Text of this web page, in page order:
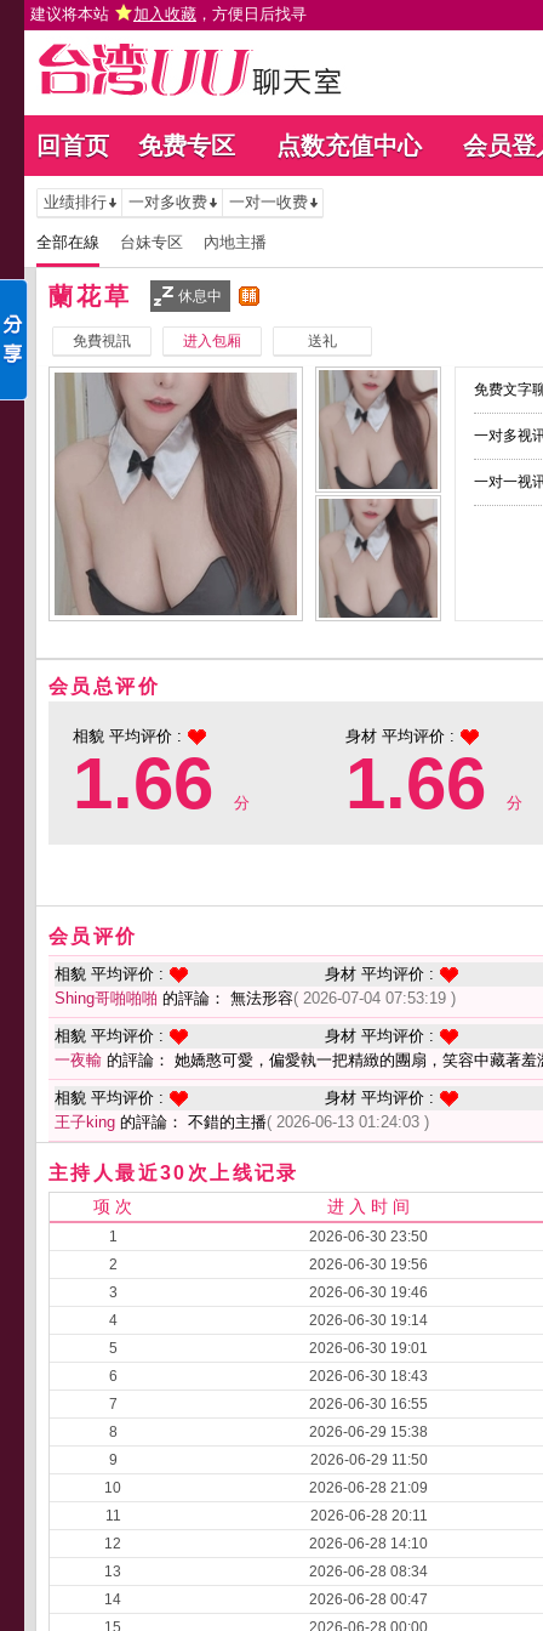
建议将本站 加入收藏 ，方便日后找寻
回首页 免费专区 点数充值中心 会员登
业绩排行 一对多收费 一对一收费
全部在線 台妹专区 內地主播
蘭花草 休息中
免費視訊 进入包厢 送礼
免费文字
一对多视
一对一视
会员总评价
相貌 平均评价 :
1.66 分
身材 平均评价 :
1.66 分
会员评价
相貌 平均评价 :
身材 平均评价 :
Shing哥啪啪啪 的評論： 無法形容( 2026-07-04 07:53:19 )
相貌 平均评价 :
身材 平均评价 :
一夜輸 的評論： 她嬌憨可愛，偏愛執一把精緻的團扇，笑容中藏著羞
相貌 平均评价 :
身材 平均评价 :
王子king 的評論： 不錯的主播( 2026-06-13 01:24:03 )
主持人最近30次上线记录
项 次 进 入 时 间
1
2026-06-30 23:50
2
2026-06-30 19:56
3
2026-06-30 19:46
4
2026-06-30 19:14
5
2026-06-30 19:01
6
2026-06-30 18:43
7
2026-06-30 16:55
8
2026-06-29 15:38
9
2026-06-29 11:50
10
2026-06-28 21:09
11
2026-06-28 20:11
12
2026-06-28 14:10
13
2026-06-28 08:34
14
2026-06-28 00:47
15
2026-06-28 00:00